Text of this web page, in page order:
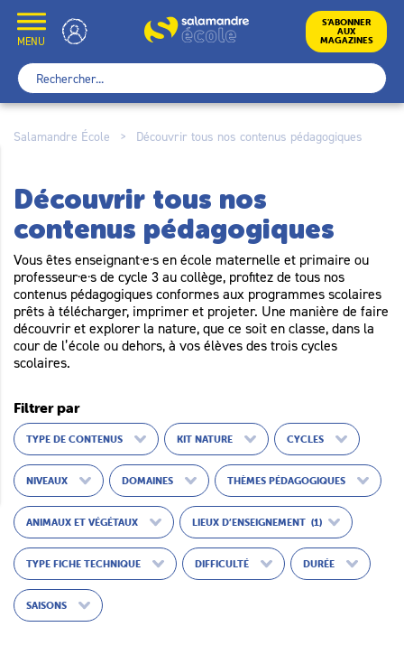
content
MENU
École S’ABONNER
AUX
MAGAZINES
Rechercher :
Salamandre École > Découvrir tous nos contenus pédagogiques
Découvrir tous nos
contenus pédagogiques
Vous êtes enseignant·e·s en école maternelle et primaire ou
professeur·e·s de cycle 3 au collège, profitez de tous nos
contenus pédagogiques conformes aux programmes scolaires
prêts à télécharger, imprimer et projeter. Une manière de faire
découvrir et explorer la nature, que ce soit en classe, dans la
cour de l’école ou dehors, à vos élèves des trois cycles
scolaires.
Filtrer par
TYPE DE CONTENUS KIT NATURE CYCLES
NIVEAUX DOMAINES THÈMES PÉDAGOGIQUES
ANIMAUX ET VÉGÉTAUX LIEUX D’ENSEIGNEMENT (1)
TYPE FICHE TECHNIQUE DIFFICULTÉ DURÉE
SAISONS